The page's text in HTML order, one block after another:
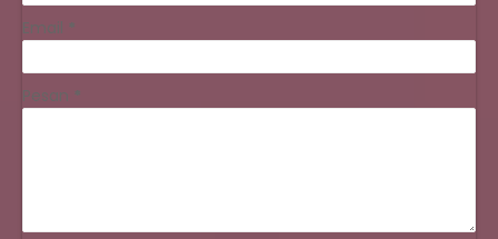
Email *
Pesan *